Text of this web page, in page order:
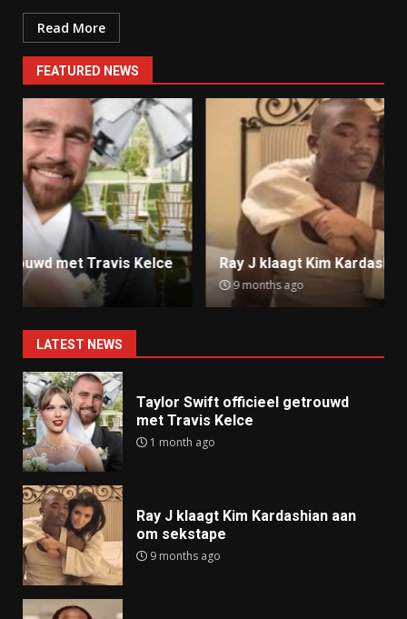
Read More
FEATURED NEWS
Ray J klaagt Kim Kardashian aan om sekstape
9 months ago
LATEST NEWS
Taylor Swift officieel getrouwd
met Travis Kelce
1 month ago
Ray J klaagt Kim Kardashian aan
om sekstape
9 months ago